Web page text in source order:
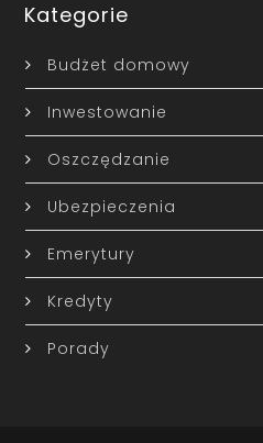
Kategorie
Budżet domowy
Inwestowanie
Oszczędzanie
Ubezpieczenia
Emerytury
Kredyty
Porady